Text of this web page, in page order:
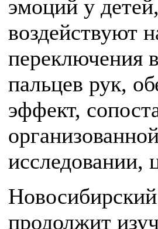
эмоций у
воздействуют
переключения
пальцев рук,
эффект,
исследовании,
продолжит